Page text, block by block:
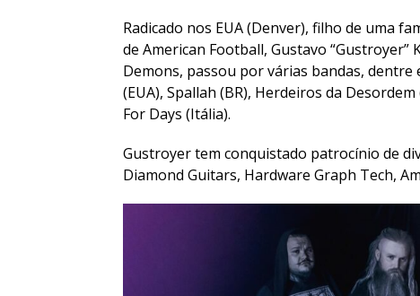
Radicado nos EUA (Denver), filho de uma
de American Football, Gustavo
Demons, passou por várias bandas,
(EUA), Spallah (BR), Herdeiros da
For Days (Itália).
Gustroyer tem conquistado patrocínio de
Diamond Guitars, Hardware Graph Tech,